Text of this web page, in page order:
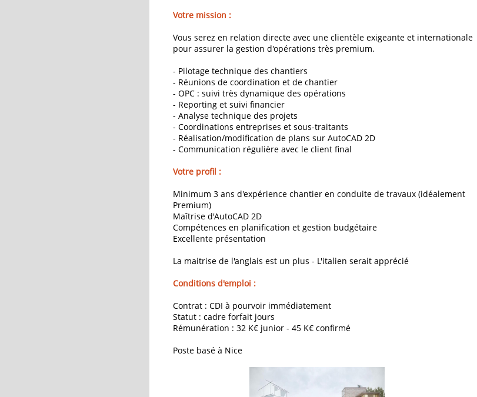
Votre mission :
Vous serez en relation directe avec une clientèle exigeante et internationale
pour assurer la gestion d'opérations très premium.
- Pilotage technique des chantiers
- Réunions de coordination et de chantier
- OPC : suivi très dynamique des opérations
- Reporting et suivi financier
- Analyse technique des projets
- Coordinations entreprises et sous-traitants
- Réalisation/modification de plans sur AutoCAD 2D
- Communication régulière avec le client final
Votre profil :
Minimum 3 ans d'expérience chantier en conduite de travaux (idéalement
Premium)
Maîtrise d'AutoCAD 2D
Compétences en planification et gestion budgétaire
Excellente présentation
La maitrise de l'anglais est un plus - L'italien serait apprécié
Conditions d'emploi :
Contrat : CDI à pourvoir immédiatement
Statut : cadre forfait jours
Rémunération : 32 K€ junior - 45 K€ confirmé
Poste basé à Nice